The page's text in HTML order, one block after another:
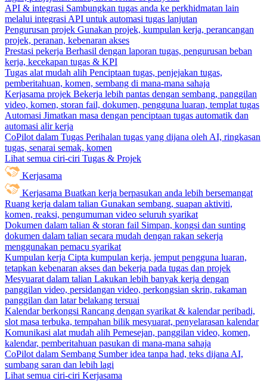
API & integrasi Sambungkan tugas anda ke perkhidmatan lain
melalui integrasi API untuk automasi tugas lanjutan
Pengurusan projek Gunakan projek, kumpulan kerja, perancangan
projek, peranan, kebenaran akses
Prestasi pekerja Berhasil dengan laporan tugas, pengurusan beban
kerja, kecekapan tugas & KPI
Tugas alat mudah alih Penciptaan tugas, penjejakan tugas,
pemberitahuan, komen, sembang di mana-mana sahaja
Kerjasama projek Bekerja lebih pantas dengan sembang, panggilan
video, komen, storan fail, dokumen, pengguna luaran, templat tugas
Automasi Jimatkan masa dengan penciptaan tugas automatik dan
automasi alir kerja
CoPilot dalam Tugas Perihalan tugas yang dijana oleh AI, ringkasan
tugas, senarai semak, komen
Lihat semua ciri-ciri Tugas & Projek
Kerjasama
Kerjasama Buatkan kerja berpasukan anda lebih bersemangat
Ruang kerja dalam talian Gunakan sembang, suapan aktiviti,
komen, reaksi, pengumuman video seluruh syarikat
Dokumen dalam talian & storan fail Simpan, kongsi dan sunting
dokumen dalam talian secara mudah dengan rakan sekerja
menggunakan pemacu syarikat
Kumpulan kerja Cipta kumpulan kerja, jemput pengguna luaran,
tetapkan kebenaran akses dan bekerja pada tugas dan projek
Mesyuarat dalam talian Lakukan lebih banyak kerja dengan
panggilan video, persidangan video, perkongsian skrin, rakaman
panggilan dan latar belakang tersuai
Kalendar berkongsi Rancang dengan syarikat & kalendar peribadi,
slot masa terbuka, tempahan bilik mesyuarat, penyelarasan kalendar
Komunikasi alat mudah alih Pemesejan, panggilan video, komen,
kalendar, pemberitahuan pasukan di mana-mana sahaja
CoPilot dalam Sembang Sumber idea tanpa had, teks dijana AI,
sumbang saran dan lebih lagi
Lihat semua ciri-ciri Kerjasama